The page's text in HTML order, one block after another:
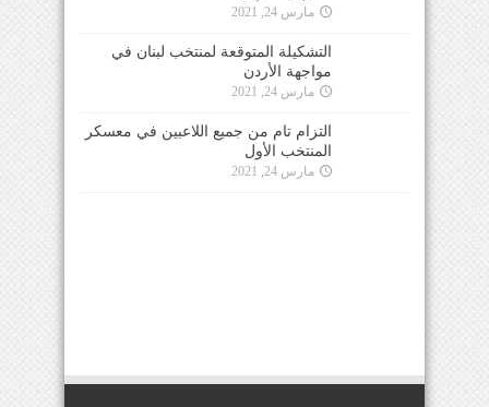
مارس 24, 2021
التشكيلة المتوقعة لمنتخب لبنان في
مواجهة الأردن
مارس 24, 2021
التزام تام من جميع اللاعبين في معسكر
المنتخب الأول
مارس 24, 2021